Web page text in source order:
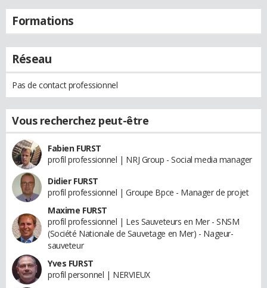
Formations
Réseau
Pas de contact professionnel
Vous recherchez peut-être
Fabien FURST
profil professionnel | NRJ Group - Social media manager
Didier FURST
profil professionnel | Groupe Bpce - Manager de projet
Maxime FURST
profil professionnel | Les Sauveteurs en Mer - SNSM
(Société Nationale de Sauvetage en Mer) - Nageur-
sauveteur
Yves FURST
profil personnel | NERVIEUX